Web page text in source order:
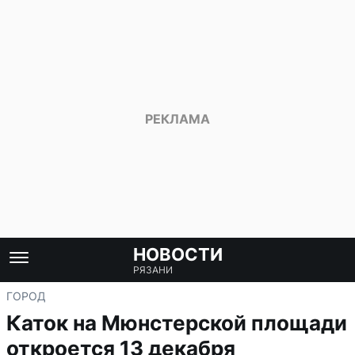
НОВОСТИ
РЯЗАНИ
ГОРОД
Каток на Мюнстерской площади
откроется 13 декабря